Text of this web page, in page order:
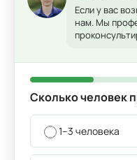
Если у вас
нам. Мы
Сколько человек
1–3 человека